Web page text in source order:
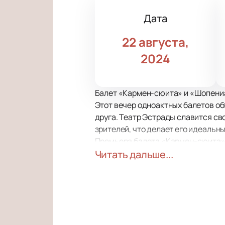
Дата
22 августа,
2024
Балет «Кармен-сюита» и
Этот вечер одноактных балетов
друга. Театр Эстрады славится
зрителей, что делает его
Премьера балета «Кармен-
главной роли. С тех пор это
Читать дальше...